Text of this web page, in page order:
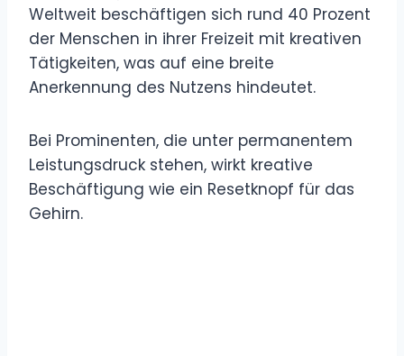
Weltweit beschäftigen sich rund 40 Prozent
der Menschen in ihrer Freizeit mit kreativen
Tätigkeiten, was auf eine breite
Anerkennung des Nutzens hindeutet.
Bei Prominenten, die unter permanentem
Leistungsdruck stehen, wirkt kreative
Beschäftigung wie ein Resetknopf für das
Gehirn.